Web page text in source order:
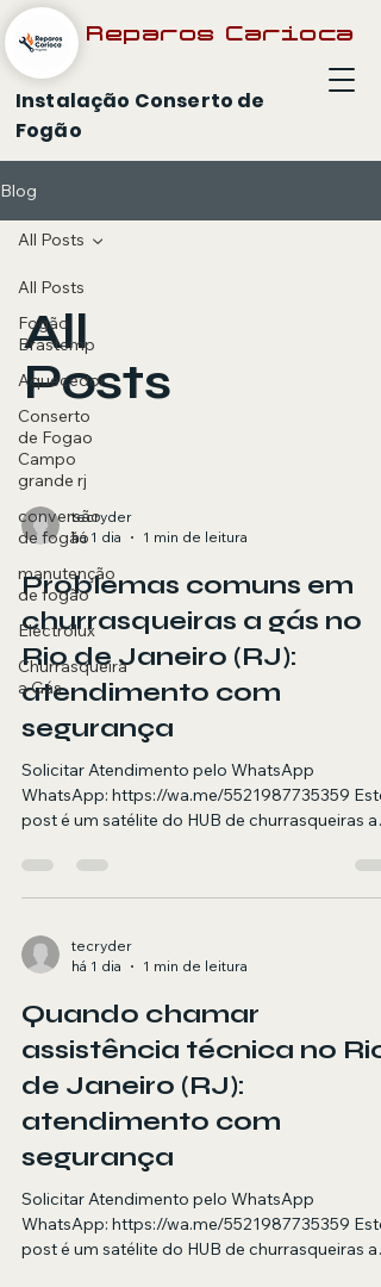
Reparos Carioca
Instalação Conserto de
Fogão
Blog
All Posts
Fogão
Brastemp
Aquecedor
Conserto
de Fogao
Campo
grande rj
conversão
de fogão
manutenção
de fogão
Electrolux
Churrasqueira
a Gás
All Posts
All
Posts
tecryder
há 1 dia
1 min de leitura
Problemas comuns em
churrasqueiras a gás no
Rio de Janeiro (RJ):
atendimento com
segurança
Solicitar Atendimento pelo WhatsApp
WhatsApp: https://wa.me/5521987735359 Este
post é um satélite do HUB de churrasqueiras a
chamar um técnico para problemas comuns
churrasqueiras a gás no RJ. Resumo objetivo
no RJ para problemas comuns em
churrasqueiras a gás em churrasqueira a gás,
finais. Agendamento via WhatsApp. Resposta
rápida (para pe
tecryder
há 1 dia
1 min de leitura
Quando chamar
assistência técnica no Rio
de Janeiro (RJ):
atendimento com
segurança
Solicitar Atendimento pelo WhatsApp
WhatsApp: https://wa.me/5521987735359 Este
post é um satélite do HUB de churrasqueiras a